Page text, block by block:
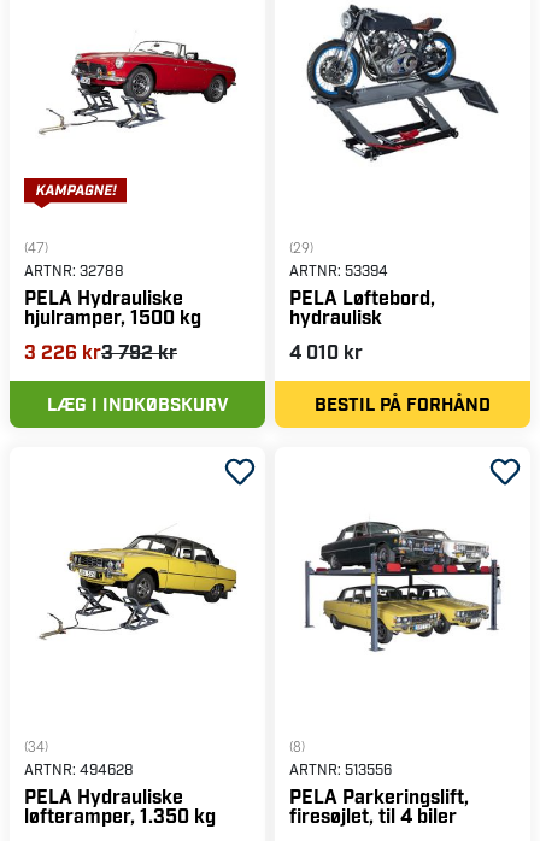
(47)
ARTNR: 32788
PELA Hydrauliske
hjulramper, 1500 kg
3 226 kr3 792 kr
LÆG I INDKØBSKURV
(29)
ARTNR: 53394
PELA Løftebord,
hydraulisk
4 010 kr
BESTIL PÅ FORHÅND
(34)
ARTNR: 494628
PELA Hydrauliske
løfteramper, 1.350 kg
(8)
ARTNR: 513556
PELA Parkeringslift,
firesøjlet, til 4 biler